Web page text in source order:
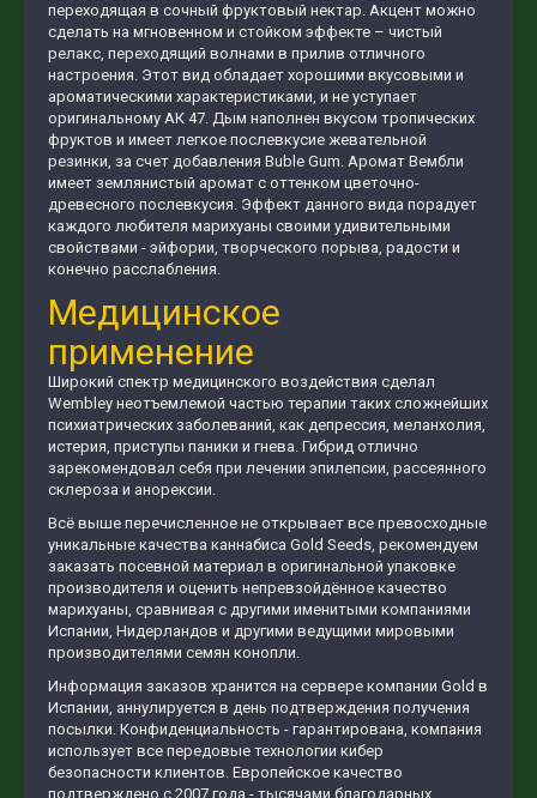
переходящая в сочный фруктовый нектар. Акцент можно
сделать на мгновенном и стойком эффекте – чистый
релакс, переходящий волнами в прилив отличного
настроения. Этот вид обладает хорошими вкусовыми и
ароматическими характеристиками, и не уступает
оригинальному АК 47. Дым наполнен вкусом тропических
фруктов и имеет легкое послевкусие жевательной
резинки, за счет добавления Buble Gum. Аромат Вембли
имеет землянистый аромат с оттенком цветочно-
древесного послевкусия. Эффект данного вида порадует
каждого любителя марихуаны своими удивительными
свойствами - эйфории, творческого порыва, радости и
конечно расслабления.
Медицинское
применение
Широкий спектр медицинского воздействия сделал
Wembley неотъемлемой частью терапии таких сложнейших
психиатрических заболеваний, как депрессия, меланхолия,
истерия, приступы паники и гнева. Гибрид отлично
зарекомендовал себя при лечении эпилепсии, рассеянного
склероза и анорексии.
Всё выше перечисленное не открывает все превосходные
уникальные качества каннабиса Gold Seeds, рекомендуем
заказать посевной материал в оригинальной упаковке
производителя и оценить непревзойдённое качество
марихуаны, сравнивая с другими именитыми компаниями
Испании, Нидерландов и другими ведущими мировыми
производителями семян конопли.
Информация заказов хранится на сервере компании Gold в
Испании, аннулируется в день подтверждения получения
посылки. Конфиденциальность - гарантирована, компания
использует все передовые технологии кибер
безопасности клиентов. Европейское качество
подтверждено с 2007 года - тысячами благодарных